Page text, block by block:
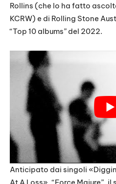
Rollins (che lo ha fatto
KCRW) e di Rolling Stone
“Top 10 albums” del 2022.
Anticipato dai singoli